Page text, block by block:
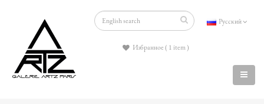
Русский
Избранное ( 1 item )